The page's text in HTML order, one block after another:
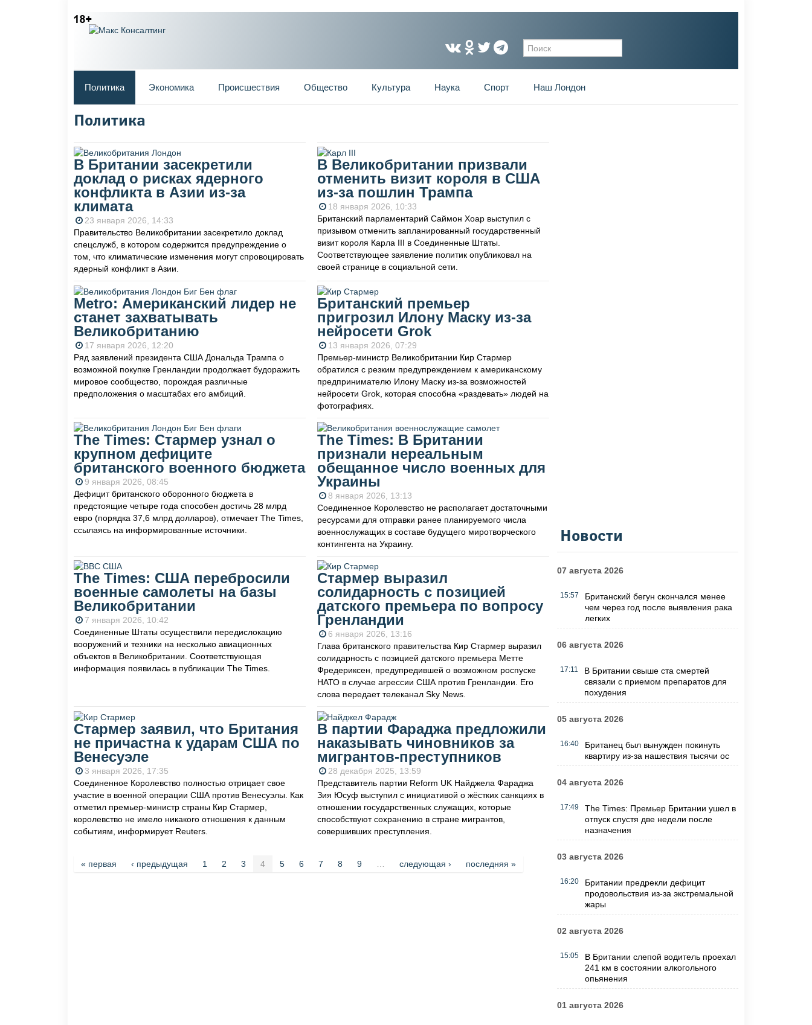
Форма поиска
Главное меню
Политика Экономика Происшествия Общество Культура Наука Спорт Наш Лондон
Вы здесь
Политика
В Британии засекретили
доклад о рисках ядерного
конфликта в Азии из-за
климата
23 января 2026, 14:33
Правительство Великобритании засекретило доклад
спецслужб, в котором содержится предупреждение о
том, что климатические изменения могут спровоцировать
ядерный конфликт в Азии.
В Великобритании призвали
отменить визит короля в США
из-за пошлин Трампа
18 января 2026, 10:33
Британский парламентарий Саймон Хоар выступил с
призывом отменить запланированный государственный
визит короля Карла III в Соединенные Штаты.
Соответствующее заявление политик опубликовал на
своей странице в социальной сети.
Metro: Американский лидер не
станет захватывать
Великобританию
17 января 2026, 12:20
Ряд заявлений президента США Дональда Трампа о
возможной покупке Гренландии продолжает будоражить
мировое сообщество, порождая различные
предположения о масштабах его амбиций.
Британский премьер
пригрозил Илону Маску из-за
нейросети Grok
13 января 2026, 07:29
Премьер-министр Великобритании Кир Стармер
обратился с резким предупреждением к американскому
предпринимателю Илону Маску из-за возможностей
нейросети Grok, которая способна «раздевать» людей на
фотографиях.
The Times: Стармер узнал о
крупном дефиците
британского военного бюджета
9 января 2026, 08:45
Дефицит британского оборонного бюджета в
предстоящие четыре года способен достичь 28 млрд
евро (порядка 37,6 млрд долларов), отмечает The Times,
ссылаясь на информированные источники.
The Times: В Британии
признали нереальным
обещанное число военных для
Украины
8 января 2026, 13:13
Соединенное Королевство не располагает достаточными
ресурсами для отправки ранее планируемого числа
военнослужащих в составе будущего миротворческого
контингента на Украину.
The Times: США перебросили
военные самолеты на базы
Великобритании
7 января 2026, 10:42
Соединенные Штаты осуществили передислокацию
вооружений и техники на несколько авиационных
объектов в Великобритании. Соответствующая
информация появилась в публикации The Times.
Стармер выразил
солидарность с позицией
датского премьера по вопросу
Гренландии
6 января 2026, 13:16
Глава британского правительства Кир Стармер выразил
солидарность с позицией датского премьера Метте
Фредериксен, предупредившей о возможном роспуске
НАТО в случае агрессии США против Гренландии. Его
слова передает телеканал Sky News.
Стармер заявил, что Британия
не причастна к ударам США по
Венесуэле
3 января 2026, 17:35
Соединенное Королевство полностью отрицает свое
участие в военной операции США против Венесуэлы. Как
отметил премьер-министр страны Кир Стармер,
королевство не имело никакого отношения к данным
событиям, информирует Reuters.
В партии Фараджа предложили
наказывать чиновников за
мигрантов-преступников
28 декабря 2025, 13:59
Представитель партии Reform UK Найджела Фараджа
Зия Юсуф выступил с инициативой о жёстких санкциях в
отношении государственных служащих, которые
способствуют сохранению в стране мигрантов,
совершивших преступления.
Страницы
« первая ‹ предыдущая 1 2 3 4 5 6 7 8 9 следующая › последняя »
Новости
07 августа 2026
15:57
Британский бегун скончался менее
чем через год после выявления рака
легких
06 августа 2026
17:11
В Британии свыше ста смертей
связали с приемом препаратов для
похудения
05 августа 2026
16:40
Британец был вынужден покинуть
квартиру из-за нашествия тысячи ос
04 августа 2026
17:49
The Times: Премьер Британии ушел в
отпуск спустя две недели после
назначения
03 августа 2026
16:20
Британии предрекли дефицит
продовольствия из-за экстремальной
жары
02 августа 2026
15:05
В Британии слепой водитель проехал
241 км в состоянии алкогольного
опьянения
01 августа 2026